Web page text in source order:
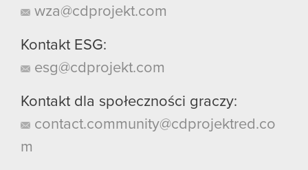
wza@cdprojekt.com
Kontakt ESG:
esg@cdprojekt.com
Kontakt dla społeczności graczy:
contact.community@cdprojektred.co
m